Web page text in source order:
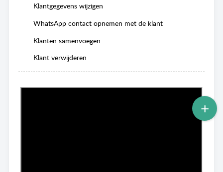
Klantgegevens wijzigen
WhatsApp contact opnemen met de klant
Klanten samenvoegen
Klant verwijderen